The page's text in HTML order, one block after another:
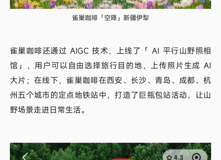
雀巢咖啡「空降」新疆伊犁
雀巢咖啡还通过 AIGC 技术，上线了「 AI 平行山野照相
馆」，用户可以自由选择旅行目的地，上传照片生成 AI
大片；在线下，雀巢咖啡在西安、长沙、青岛、成都、杭
州五个城市的定点地铁站中，打造了巨瓶包站活动，让山
野场景走进日常生活。